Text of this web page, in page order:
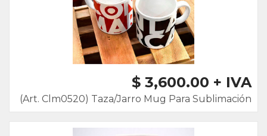
$ 3,600.00 + IVA
(Art. Clm0520) Taza/Jarro Mug Para Sublimación